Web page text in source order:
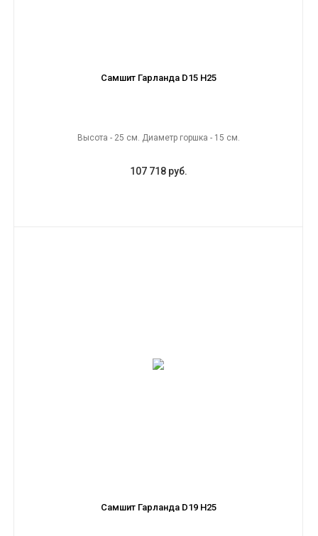
Самшит Гарланда D15 H25
Высота - 25 см. Диаметр горшка - 15 см.
107 718 руб.
Самшит Гарланда D19 H25